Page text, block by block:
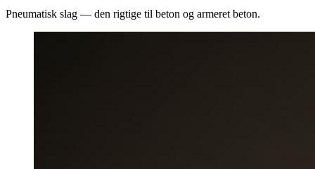
Pneumatisk slag — den rigtige til beton og armeret beton.